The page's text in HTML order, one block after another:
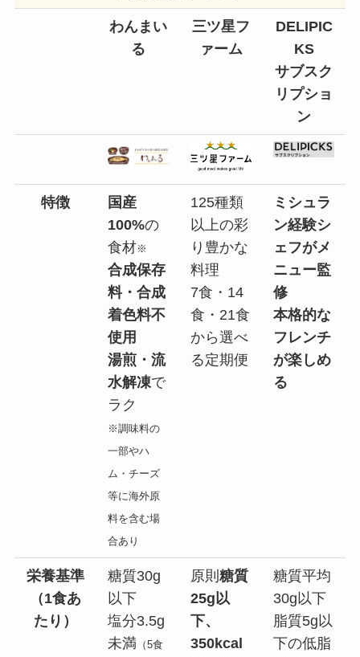
わんまい
る
三ツ星フ
ァーム
DELIPIC
KS
サブスク
リプショ
ン
特徴
国産
100%の
食材※
合成保存
料・合成
着色料不
使用
湯煎・流
水解凍で
ラク
※調味料の
一部やハ
ム・チーズ
等に海外原
料を含む場
合あり
125種類
以上の彩
り豊かな
料理
7食・14
食・21食
から選べ
る定期便
ミシュラ
ン経験シ
ェフがメ
ニュー監
修
本格的な
フレンチ
が楽しめ
る
栄養基準
（1食あ
たり）
糖質30g
以下
塩分3.5g
未満 （5食
原則糖質
25g以
下、
350kcal
糖質平均
30g以下
脂質5g以
下の低脂